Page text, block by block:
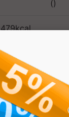
()
479kcal
33g
4.7g
39g